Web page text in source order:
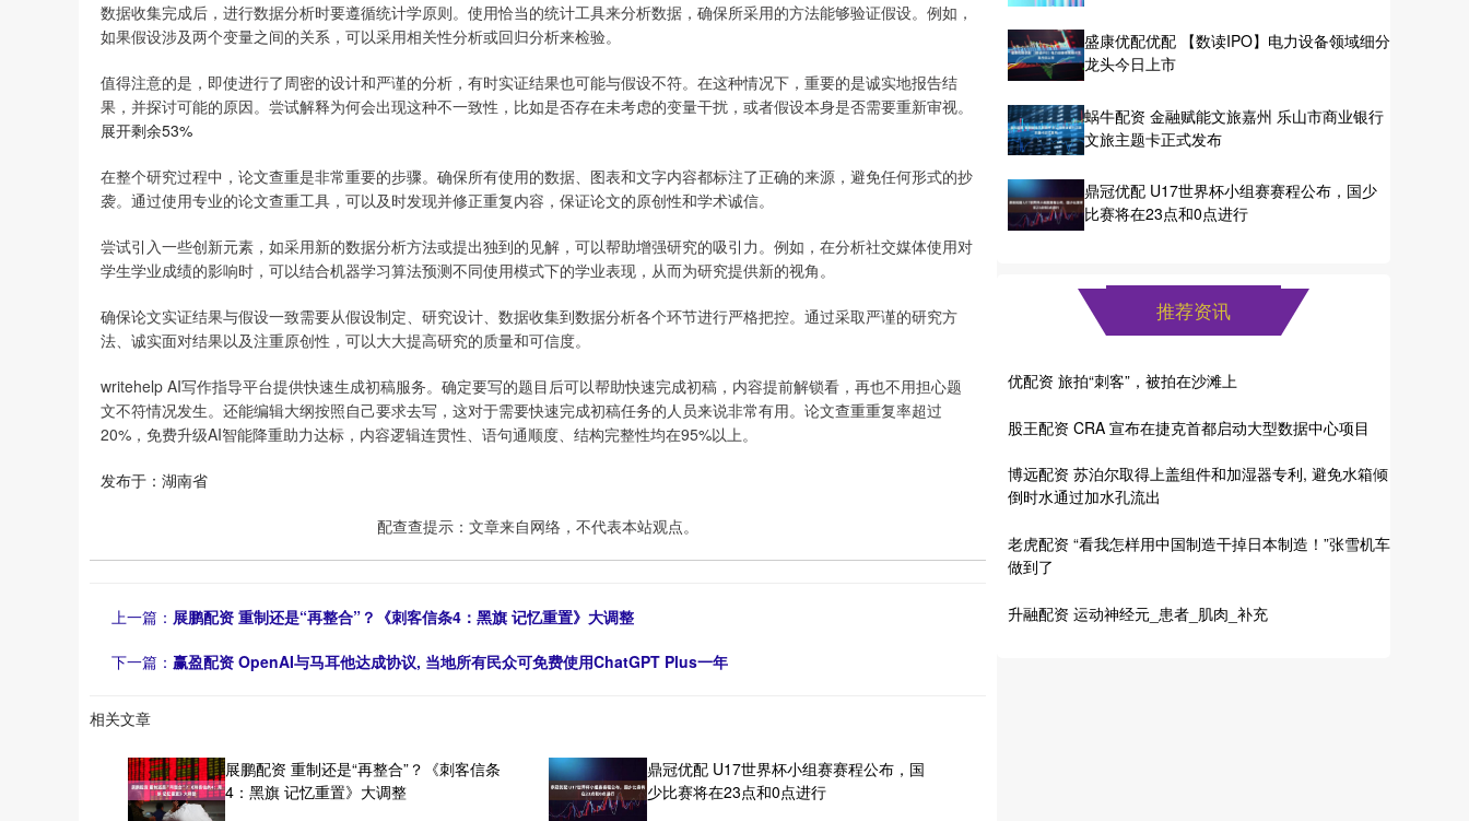
数据收集完成后，进行数据分析时要遵循统计学原则。使用恰当的统计工具来分析数据，确保所采用的方法能够验证假设。例如，
如果假设涉及两个变量之间的关系，可以采用相关性分析或回归分析来检验。
值得注意的是，即使进行了周密的设计和严谨的分析，有时实证结果也可能与假设不符。在这种情况下，重要的是诚实地报告结
果，并探讨可能的原因。尝试解释为何会出现这种不一致性，比如是否存在未考虑的变量干扰，或者假设本身是否需要重新审视。
展开剩余53%
在整个研究过程中，论文查重是非常重要的步骤。确保所有使用的数据、图表和文字内容都标注了正确的来源，避免任何形式的抄
袭。通过使用专业的论文查重工具，可以及时发现并修正重复内容，保证论文的原创性和学术诚信。
尝试引入一些创新元素，如采用新的数据分析方法或提出独到的见解，可以帮助增强研究的吸引力。例如，在分析社交媒体使用对
学生学业成绩的影响时，可以结合机器学习算法预测不同使用模式下的学业表现，从而为研究提供新的视角。
确保论文实证结果与假设一致需要从假设制定、研究设计、数据收集到数据分析各个环节进行严格把控。通过采取严谨的研究方
法、诚实面对结果以及注重原创性，可以大大提高研究的质量和可信度。
writehelp AI写作指导平台提供快速生成初稿服务。确定要写的题目后可以帮助快速完成初稿，内容提前解锁看，再也不用担心题
文不符情况发生。还能编辑大纲按照自己要求去写，这对于需要快速完成初稿任务的人员来说非常有用。论文查重重复率超过
20%，免费升级AI智能降重助力达标，内容逻辑连贯性、语句通顺度、结构完整性均在95%以上。
发布于：湖南省
配查查提示：文章来自网络，不代表本站观点。
上一篇： 展鹏配资 重制还是“再整合”？《刺客信条4：黑旗 记忆重置》大调整
下一篇： 赢盈配资 OpenAI与马耳他达成协议, 当地所有民众可免费使用ChatGPT Plus一年
相关文章
展鹏配资 重制还是“再整合”？《刺客信条
4：黑旗 记忆重置》大调整
鼎冠优配 U17世界杯小组赛赛程公布，国
少比赛将在23点和0点进行
盛康优配优配 【数读IPO】电力设备领域细分
龙头今日上市
蜗牛配资 金融赋能文旅嘉州 乐山市商业银行
文旅主题卡正式发布
鼎冠优配 U17世界杯小组赛赛程公布，国少
比赛将在23点和0点进行
推荐资讯
优配资 旅拍“刺客”，被拍在沙滩上
股王配资 CRA 宣布在捷克首都启动大型数据中心项目
博远配资 苏泊尔取得上盖组件和加湿器专利, 避免水箱倾
倒时水通过加水孔流出
老虎配资 “看我怎样用中国制造干掉日本制造！”张雪机车
做到了
升融配资 运动神经元_患者_肌肉_补充